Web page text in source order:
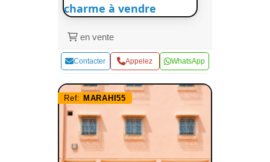
charme à vendre
en vente
Contacter Appelez WhatsApp
Ref: MARAHI55